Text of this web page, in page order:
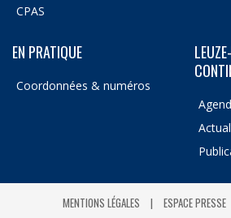
CPAS
EN PRATIQUE
Coordonnées & numéros
MENTIONS LÉGALES ESPACE PRESSE